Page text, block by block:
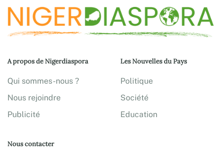
A propos de Nigerdiaspora
Qui sommes-nous ?
Nous rejoindre
Publicité
Les Nouvelles du Pays
Politique
Société
Education
Nous contacter